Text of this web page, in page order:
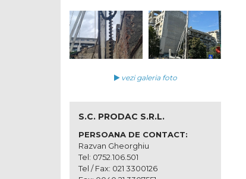
vezi galeria foto
S.C. PRODAC S.R.L.
PERSOANA DE CONTACT:
Razvan Gheorghiu
Tel: 0752.106.501
Tel / Fax: 021 3300126